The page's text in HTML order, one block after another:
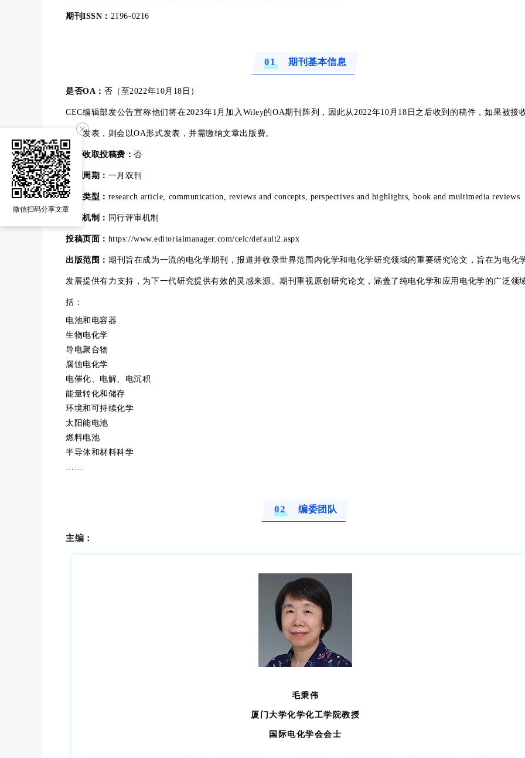
期刊ISSN ： 2196-0216
01 期刊基本信息
是否OA ： 否（至2022年10月18日）
CEC编辑部发公告宣称他们将在2023年1月加入Wiley的OA期刊阵列，因此从2022年10月18日之后收到的稿件，如果被接
期刊发表，则会以OA形式发表，并需缴纳文章出版费。
是否收取投稿费：否
发刊周期： 一月双刊
发文类型： research article, communication, reviews and concepts, perspectives and highlights, book and multimedia reviews
审稿机制： 同行评审机制
投稿页面： https://www.editorialmanager.com/celc/default2.aspx
出版范围：期刊旨在成为一流的电化学期刊，报道并收录世界范围内化学和电化学研究领域的重要研究论文，旨在为电化
发展提供有力支持，为下一代研究提供有效的灵感来源。期刊重视原创研究论文，涵盖了纯电化学和应用电化学的广泛领
括：
电池和电容器
生物电化学
导电聚合物
腐蚀电化学
电催化、电解、电沉积
能量转化和储存
环境和可持续化学
太阳能电池
燃料电池
半导体和材料科学
……
02 编委团队
主编：
毛秉伟
厦门大学化学化工学院教授
国际电化学会会士
微信扫码分享文章